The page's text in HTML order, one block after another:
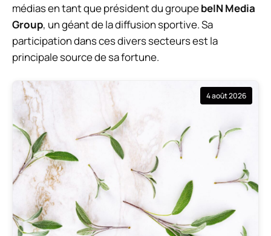
médias en tant que président du groupebeIN Media
Group, un géant de la diffusion sportive. Sa
participation dans ces divers secteurs est la
principale source de sa fortune.
4 août 2026